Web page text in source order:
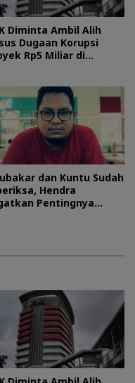
Diminta Ambil Alih
Dugaan Korupsi
Rp5 Miliar di
dan Kuntu Sudah
Hendra
Pentingnya